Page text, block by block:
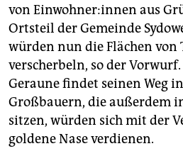
von Ein­woh­ne­r:in­nen aus
Ortsteil der Gemeinde
würden nun die Flächen von
verscherbeln, so der
Geraune findet seinen Weg
Großbauern, die außerdem
sitzen, würden sich mit der
goldene Nase verdienen.